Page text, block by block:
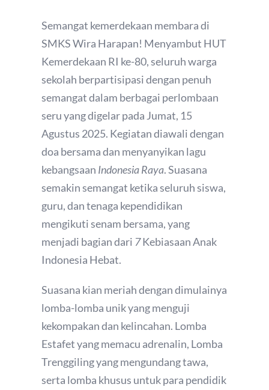
Semangat kemerdekaan membara di
SMKS Wira Harapan! Menyambut HUT
Kemerdekaan RI ke-80, seluruh warga
sekolah berpartisipasi dengan penuh
semangat dalam berbagai perlombaan
seru yang digelar pada Jumat, 15
Agustus 2025. Kegiatan diawali dengan
doa bersama dan menyanyikan lagu
kebangsaan Indonesia Raya. Suasana
semakin semangat ketika seluruh siswa,
guru, dan tenaga kependidikan
mengikuti senam bersama, yang
menjadi bagian dari 7Kebiasaan Anak
Indonesia Hebat.
Suasana kian meriah dengan dimulainya
lomba-lomba unik yang menguji
kekompakan dan kelincahan. Lomba
Estafet yang memacu adrenalin, Lomba
Trenggiling yang mengundang tawa,
serta lomba khusus untuk para pendidik